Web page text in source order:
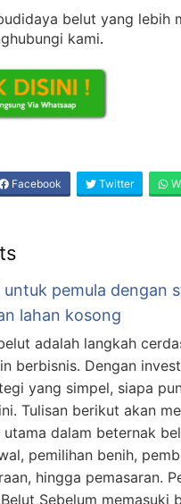
belut yang lebih
kami.
Facebook Twitter
untuk pemula dengan
lahan kosong
adalah langkah
berbisnis. Dengan
yang simpel, siapa
Tulisan berikut akan
dalam beternak
pemilihan benih,
hingga pemasaran.
Sebelum memasuki